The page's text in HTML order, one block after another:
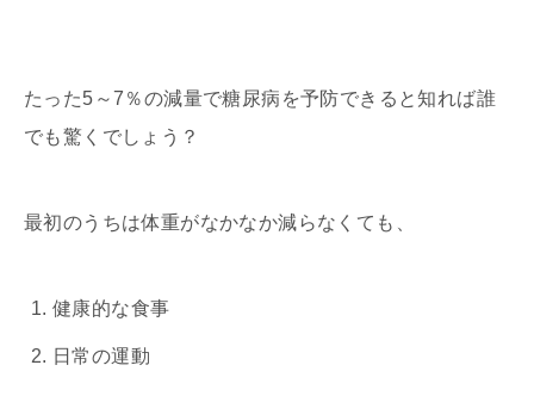
たった5～7％の減量で糖尿病を予防できると知れば誰
でも驚くでしょう？
最初のうちは体重がなかなか減らなくても、
健康的な食事
日常の運動